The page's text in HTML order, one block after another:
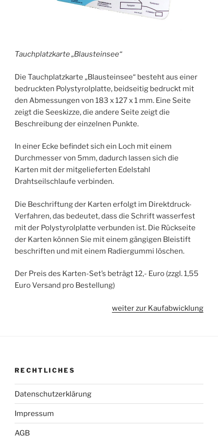
Tauchplatzkarte „Blausteinsee“
Die Tauchplatzkarte „Blausteinsee“ besteht aus einer
bedruckten Polystyrolplatte, beidseitig bedruckt mit
den Abmessungen von 183 x 127 x 1 mm. Eine Seite
zeigt die Seeskizze, die andere Seite zeigt die
Beschreibung der einzelnen Punkte.
In einer Ecke befindet sich ein Loch mit einem
Durchmesser von 5mm, dadurch lassen sich die
Karten mit der mitgelieferten Edelstahl
Drahtseilschlaufe verbinden.
Die Beschriftung der Karten erfolgt im Direktdruck-
Verfahren, das bedeutet, dass die Schrift wasserfest
mit der Polystyrolplatte verbunden ist. Die Rückseite
der Karten können Sie mit einem gängigen Bleistift
beschriften und mit einem Radiergummi löschen.
Der Preis des Karten-Set’s beträgt 12,- Euro (zzgl. 1,55
Euro Versand pro Bestellung)
weiter zur Kaufabwicklung
RECHTLICHES
Datenschutzerklärung
Impressum
AGB